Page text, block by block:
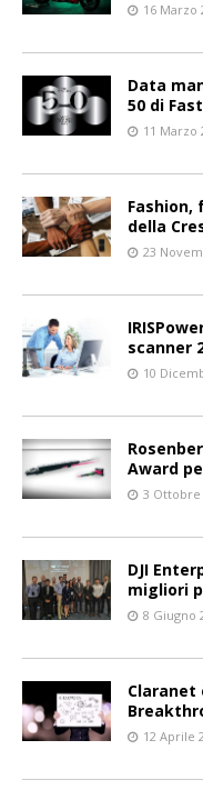
16 Marzo
Data
50 di
11 Marzo
Fashion,
della
23
scanner
10
Award
3 Ottobre
DJI
migliori
8 Giugno
Claranet
12 Aprile